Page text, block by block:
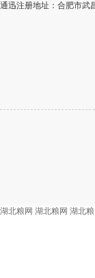
通迅注册地址：合肥市武
湖北粮网 湖北粮网 湖北粮